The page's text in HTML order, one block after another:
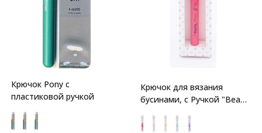
Крючок Pony с
пластиковой ручкой
Крючок для вязания
бусинами, с Ручкой "Bead